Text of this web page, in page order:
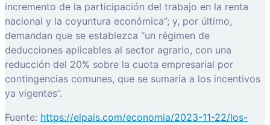
incremento de la participación del trabajo en la renta
nacional y la coyuntura económica”; y, por último,
demandan que se establezca “un régimen de
deducciones aplicables al sector agrario, con una
reducción del 20% sobre la cuota empresarial por
contingencias comunes, que se sumaría a los incentivos
ya vigentes”.
Fuente: https://elpais.com/economia/2023-11-22/los-